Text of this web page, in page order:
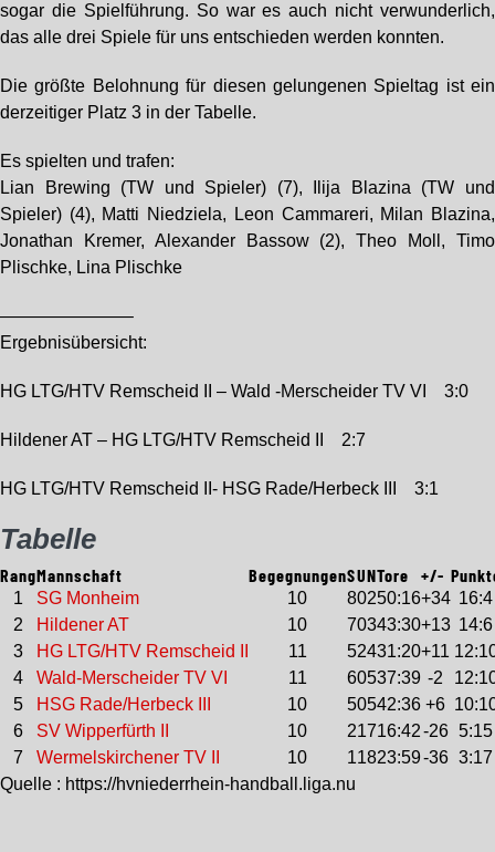
sogar die Spielführung. So war es auch nicht verwunderlich,
das alle drei Spiele für uns entschieden werden konnten.
Die größte Belohnung für diesen gelungenen Spieltag ist ein
derzeitiger Platz 3 in der Tabelle.
Es spielten und trafen:
Lian Brewing (TW und Spieler) (7), Ilija Blazina (TW und
Spieler) (4), Matti Niedziela, Leon Cammareri, Milan Blazina,
Jonathan Kremer, Alexander Bassow (2), Theo Moll, Timo
Plischke, Lina Plischke
———————–
Ergebnisübersicht:
HG LTG/HTV Remscheid II – Wald -Merscheider TV VI 3:0
Hildener AT – HG LTG/HTV Remscheid II 2:7
HG LTG/HTV Remscheid II- HSG Rade/Herbeck III 3:1
Tabelle
RangMannschaft BegegnungenSUNTore +/-
1 SG Monheim 10 80250:16+34 16:4
2
Hildener AT 10 70343:30+13 14:6
3
HG LTG/HTV Remscheid II 11 52431:20+11
4
Wald-Merscheider TV VI 11 60537:39 -2
5
HSG Rade/Herbeck III 10 50542:36 +6
6
SV Wipperfürth II 10 21716:42-26 5:15
7
Wermelskirchener TV II 10 11823:59-36 3:17
Quelle : https://hvniederrhein-handball.liga.nu